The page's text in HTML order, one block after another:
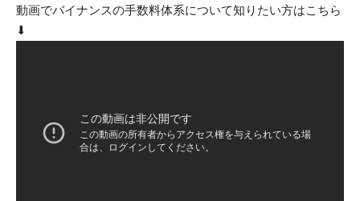
動画でバイナンスの手数料体系について知りたい方はこちら
⬇︎